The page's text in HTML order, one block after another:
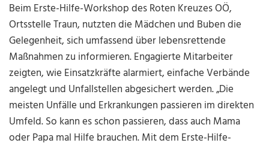
Beim Erste-Hilfe-Workshop des Roten Kreuzes OÖ,
Ortsstelle Traun, nutzten die Mädchen und Buben die
Gelegenheit, sich umfassend über lebensrettende
Maßnahmen zu informieren. Engagierte Mitarbeiter
zeigten, wie Einsatzkräfte alarmiert, einfache Verbände
angelegt und Unfallstellen abgesichert werden. „Die
meisten Unfälle und Erkrankungen passieren im direkten
Umfeld. So kann es schon passieren, dass auch Mama
oder Papa mal Hilfe brauchen. Mit dem Erste-Hilfe-